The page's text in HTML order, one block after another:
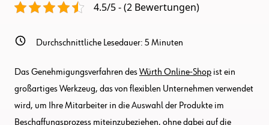
Freigeben
4.5/5 - (2 Bewertungen)
Durchschnittliche Lesedauer: 5Minuten
Das Genehmigungsverfahren desWürth Online-Shop ist ein
großartiges Werkzeug, das von flexiblen Unternehmen verwendet
wird, um Ihre Mitarbeiter in die Auswahl der Produkte im
Beschaffungsprozess miteinzubeziehen, ohne dabei auf die